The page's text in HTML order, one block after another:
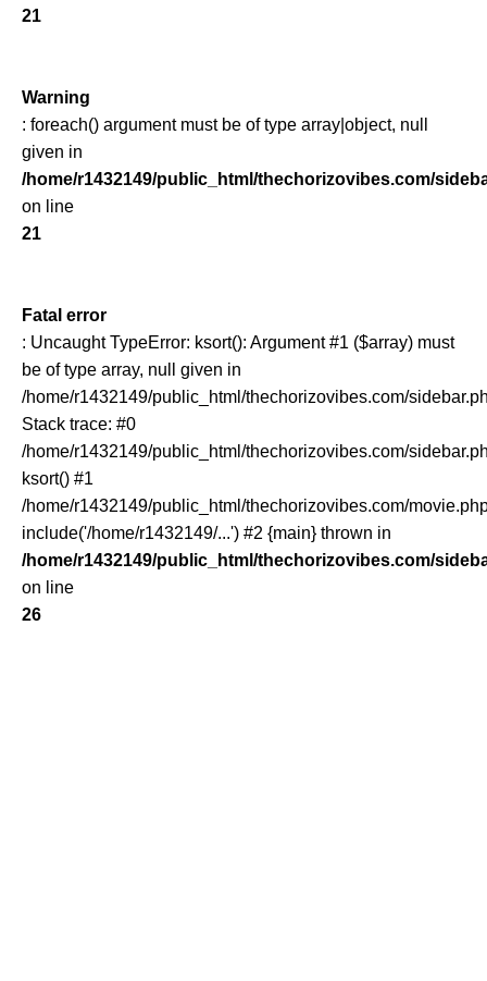
21
Warning
: foreach() argument must be of type array|object, null
given in
/home/r1432149/public_html/thechorizovibes.com/
on line
21
Fatal error
: Uncaught TypeError: ksort(): Argument #1 ($array) must
be of type array, null given in
/home/r1432149/public_html/thechorizovibes.com/
Stack trace: #0
/home/r1432149/public_html/thechorizovibes.com/
ksort() #1
/home/r1432149/public_html/thechorizovibes.com/
include('/home/r1432149/...') #2 {main} thrown in
/home/r1432149/public_html/thechorizovibes.com/
on line
26